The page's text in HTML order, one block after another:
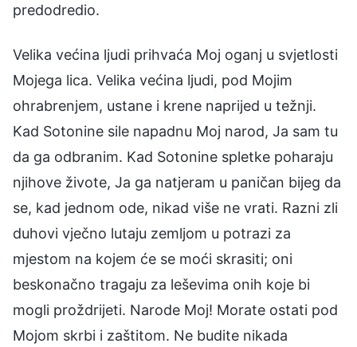
predodredio.
Velika većina ljudi prihvaća Moj oganj u svjetlosti
Mojega lica. Velika većina ljudi, pod Mojim
ohrabrenjem, ustane i krene naprijed u težnji.
Kad Sotonine sile napadnu Moj narod, Ja sam tu
da ga odbranim. Kad Sotonine spletke poharaju
njihove živote, Ja ga natjeram u paničan bijeg da
se, kad jednom ode, nikad više ne vrati. Razni zli
duhovi vječno lutaju zemljom u potrazi za
mjestom na kojem će se moći skrasiti; oni
beskonačno tragaju za leševima onih koje bi
mogli proždrijeti. Narode Moj! Morate ostati pod
Mojom skrbi i zaštitom. Ne budite nikada